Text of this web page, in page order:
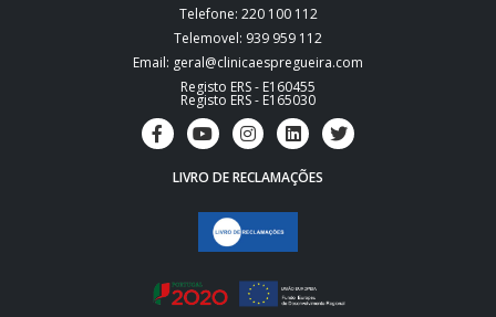
Telefone: 220 100 112
Telemovel: 939 959 112
Email: geral@clinicaespregueira.com
Registo ERS - E160455
Registo ERS - E165030
LIVRO DE RECLAMAÇÕES